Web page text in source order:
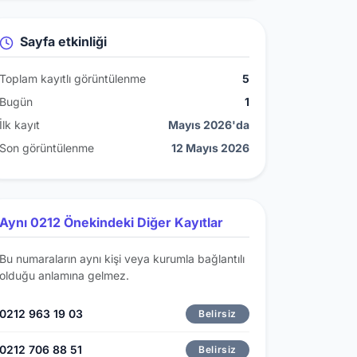
Sayfa etkinliği
Toplam kayıtlı görüntülenme
5
Bugün
1
İlk kayıt
Mayıs 2026'da
Son görüntülenme
12 Mayıs 2026
Aynı 0212 Önekindeki Diğer Kayıtlar
Bu numaraların aynı kişi veya kurumla bağlantılı
olduğu anlamına gelmez.
0212 963 19 03 Belirsiz
0212 706 88 51 Belirsiz